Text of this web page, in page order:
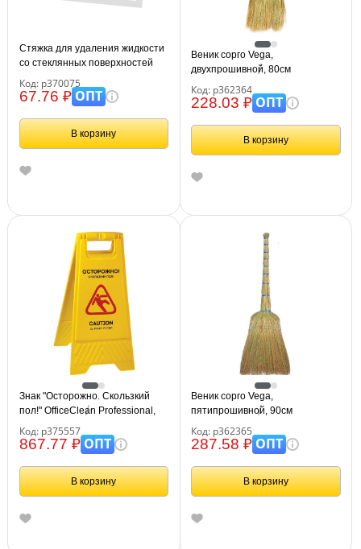
Стяжка для удаления жидкости
со стеклянных поверхностей
пластик.
Код: р370075
67.76 ₽ОПТ
В корзину
Веник сорго Vega,
двухпрошивной, 80см
Код: р362364
228.03 ₽ОПТ
В корзину
Знак "Осторожно. Скользкий
пол!" OfficeClean Professional,
языках
Код: р375557
867.77 ₽ОПТ
В корзину
Веник сорго Vega,
пятипрошивной, 90см
Код: р362365
287.58 ₽ОПТ
В корзину